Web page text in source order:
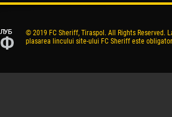
© 2019 FC Sheriff, Tiraspol. All Rights
plasarea lincului site-ului FC Sheriff este